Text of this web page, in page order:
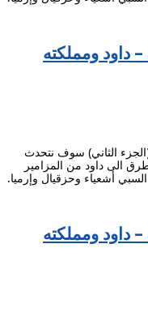
داود ومملكته
الثاني) سوف نتحدث
الى داود من المزامير
أشعياء وحزقيال وإرميا.
داود ومملكته